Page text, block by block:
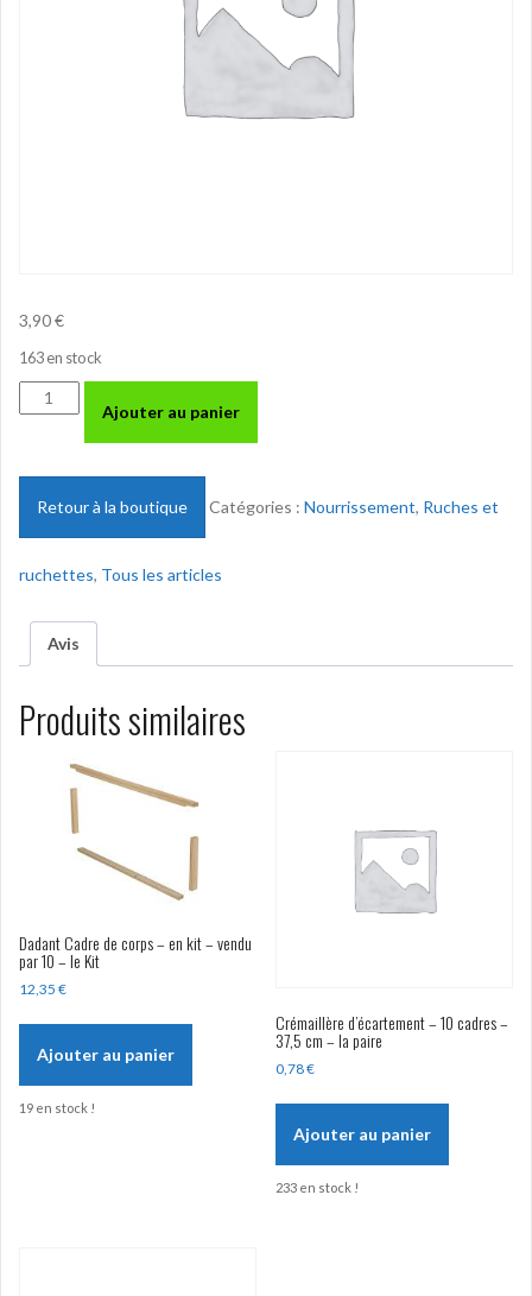
3,90€
163 en stock
quantité
de
protéiné
Automnal
plaque
kg
(
Ajouter au panier
Retour à la boutique Catégories : Nourrissement, Ruches et
ruchettes, Tous les articles
Avis
Produits similaires
Dadant Cadre de corps – en kit – vendu
par 10 – le Kit
12,35 €
Ajouter au panier
19 en stock !
Crémaillère d’écartement – 10 cadres –
37,5 cm – la paire
0,78€
Ajouter au panier
233 en stock !